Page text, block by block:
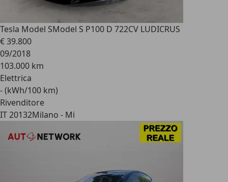
Tesla Model SModel S P100 D 722CV LUDICRUS
€ 39.800
09/2018
103.000 km
Elettrica
- (kWh/100 km)
Rivenditore
IT 20132Milano - Mi